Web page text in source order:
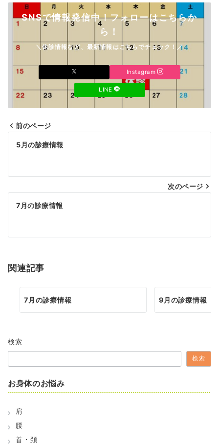
SNSで情報発信中！フォローはこちらか
ら！
＼休診情報など、最新情報はこちらでチェック！／
Instagram
LINE
投
ビ
ゲ
シ
ン
前のページ
5月の診療情報
次のページ
7月の診療情報
関連記事
7月の診療情報 9月の診療情報
検索
検索
お身体のお悩み
肩
腰
首・頚